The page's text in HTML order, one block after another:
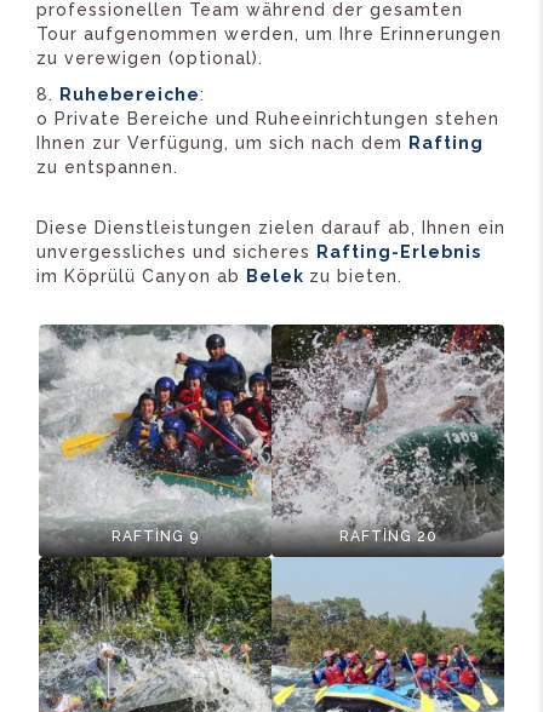
professionellen Team während der gesamten
Tour aufgenommen werden, um Ihre Erinnerungen
zu verewigen (optional).
Ruhebereiche:
o Private Bereiche und Ruheeinrichtungen stehen
Ihnen zur Verfügung, um sich nach dem
Rafting
zu entspannen.
Diese Dienstleistungen zielen darauf ab, Ihnen ein
unvergessliches und sicheres
Rafting-Erlebnis
im Köprülü Canyon ab
Belek zu bieten.
RAFTİNG 9 RAFTİNG 20